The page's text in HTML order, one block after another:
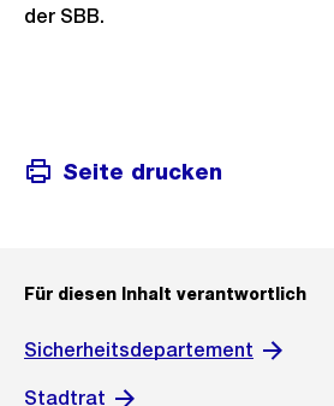
der SBB.
Seite drucken
Für diesen Inhalt verantwortlich
Sicherheitsdepartement
Stadtrat